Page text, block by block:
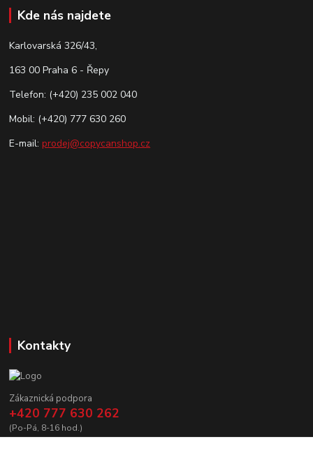
Kde nás najdete
Karlovarská 326/43,
163 00 Praha 6 - Řepy
Telefon: (+420) 235 002 040
Mobil: (+420) 777 630 260
E-mail: prodej@copycanshop.cz
Kontakty
Zákaznická podpora
+420 777 630 262
(Po-Pá, 8-16 hod.)